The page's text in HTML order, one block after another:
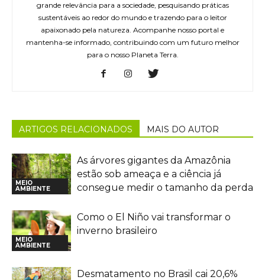
grande relevância para a sociedade, pesquisando práticas
sustentáveis ao redor do mundo e trazendo para o leitor
apaixonado pela natureza. Acompanhe nosso portal e
mantenha-se informado, contribuindo com um futuro melhor
para o nosso Planeta Terra.
ARTIGOS RELACIONADOS MAIS DO AUTOR
MEIO
AMBIENTE
As árvores gigantes da Amazônia
estão sob ameaça e a ciência já
consegue medir o tamanho da perda
MEIO
AMBIENTE
Como o El Niño vai transformar o
inverno brasileiro
Desmatamento no Brasil cai 20,6%